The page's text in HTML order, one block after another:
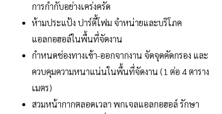
การกำกับอย่างเคร่งครัด
ห้ามประแป้ง ปาร์ตี้โฟม จำหน่ายและบริโภค
แอลกอฮอล์ในพื้นที่จัดงาน
กำหนดช่องทางเข้า-ออกจากงาน จัดจุดคัดกรอง และ
ควบคุมความหนาแน่นในพื้นที่จัดงาน (1 ต่อ 4 ตาราง
เมตร)
สวมหน้ากากตลอดเวลา พกเจลแอลกอฮอล์ รักษา